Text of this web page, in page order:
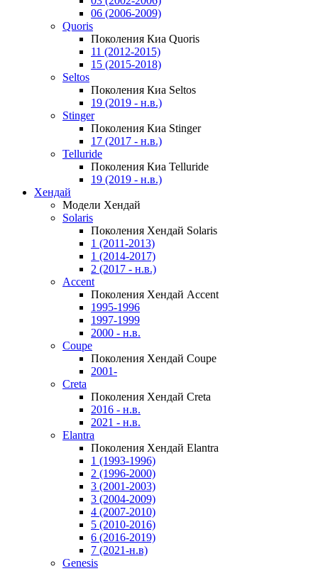
06 (2006-2009)
Quoris
Поколения Киа Quoris
11 (2012-2015)
15 (2015-2018)
Seltos
Поколения Киа Seltos
19 (2019 - н.в.)
Stinger
Поколения Киа Stinger
17 (2017 - н.в.)
Telluride
Поколения Киа Telluride
19 (2019 - н.в.)
Хендай
Модели Хендай
Solaris
Поколения Хендай Solaris
1 (2011-2013)
1 (2014-2017)
2 (2017 - н.в.)
Accent
Поколения Хендай Accent
1995-1996
1997-1999
2000 - н.в.
Coupe
Поколения Хендай Coupe
2001-
Creta
Поколения Хендай Creta
2016 - н.в.
2021 - н.в.
Elantra
Поколения Хендай Elantra
1 (1993-1996)
2 (1996-2000)
3 (2001-2003)
3 (2004-2009)
4 (2007-2010)
5 (2010-2016)
6 (2016-2019)
7 (2021-н.в)
Genesis